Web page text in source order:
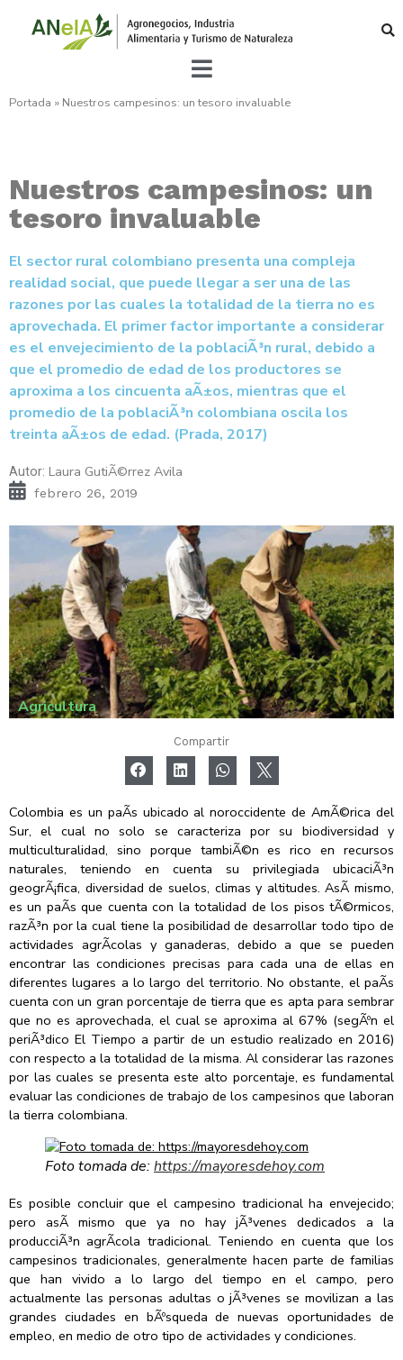
Portada » Nuestros campesinos: un tesoro invaluable
Nuestros campesinos: un
tesoro invaluable
El sector rural colombiano presenta una compleja
realidad social, que puede llegar a ser una de las
razones por las cuales la totalidad de la tierra no es
aprovechada. El primer factor importante a considerar
es el envejecimiento de la poblaciÃ³n rural, debido a
que el promedio de edad de los productores se
aproxima a los cincuenta aÃ±os, mientras que el
promedio de la poblaciÃ³n colombiana oscila los
treinta aÃ±os de edad. (Prada, 2017)
Autor: Laura GutiÃ©rrez Avila
febrero 26, 2019
Agricultura
Compartir
Colombia es un paÃ­s ubicado al noroccidente de AmÃ©rica del
Sur, el cual no solo se caracteriza por su biodiversidad y
multiculturalidad, sino porque tambiÃ©n es rico en recursos
naturales, teniendo en cuenta su privilegiada ubicaciÃ³n
geogrÃ¡fica, diversidad de suelos, climas y altitudes. AsÃ­ mismo,
es un paÃ­s que cuenta con la totalidad de los pisos tÃ©rmicos,
razÃ³n por la cual tiene la posibilidad de desarrollar todo tipo de
actividades agrÃ­colas y ganaderas, debido a que se pueden
encontrar las condiciones precisas para cada una de ellas en
diferentes lugares a lo largo del territorio. No obstante, el paÃ­s
cuenta con un gran porcentaje de tierra que es apta para sembrar
que no es aprovechada, el cual se aproxima al 67% (segÃºn el
periÃ³dico El Tiempo a partir de un estudio realizado en 2016)
con respecto a la totalidad de la misma. Al considerar las razones
por las cuales se presenta este alto porcentaje, es fundamental
evaluar las condiciones de trabajo de los campesinos que laboran
la tierra colombiana.
Foto tomada de:https://mayoresdehoy.com
Es posible concluir que el campesino tradicional ha envejecido;
pero asÃ­ mismo que ya no hay jÃ³venes dedicados a la
producciÃ³n agrÃ­cola tradicional. Teniendo en cuenta que los
campesinos tradicionales, generalmente hacen parte de familias
que han vivido a lo largo del tiempo en el campo, pero
actualmente las personas adultas o jÃ³venes se movilizan a las
grandes ciudades en bÃºsqueda de nuevas oportunidades de
empleo, en medio de otro tipo de actividades y condiciones.